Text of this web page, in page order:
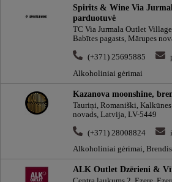
Spirits & Wine Via
parduotuvė
TC Via Jurmala Outlet
Babītes pagasts, Mārupes
(+371) 25695885
Alkoholiniai gėrimai
Kazanova moonshine,
Tauriņi, Romaniški, Kalkūnes
novads, Latvija, LV-5449
(+371) 28008824
Alkoholiniai gėrimai, Brendis
ALK Outlet Dzērieni &